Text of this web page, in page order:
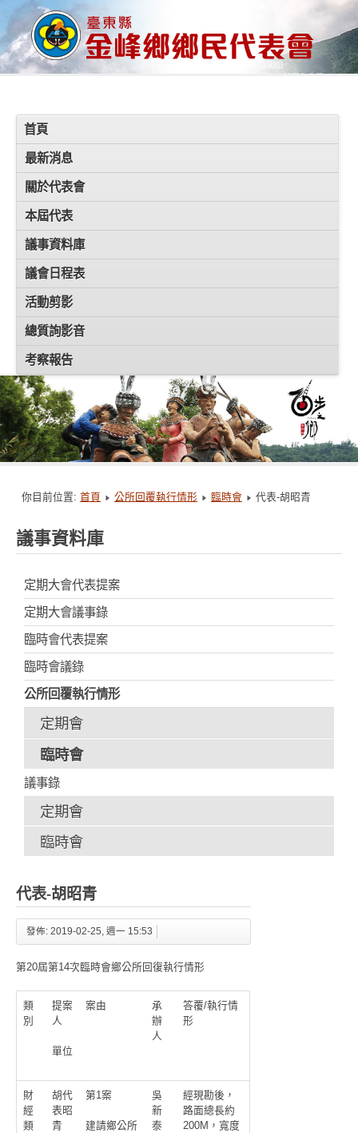
首頁
最新消息
關於代表會
本屆代表
議事資料庫
議會日程表
活動剪影
總質詢影音
考察報告
你目前位置: 首頁 公所回覆執行情形 臨時會 代表-胡昭青
議事資料庫
定期大會代表提案
定期大會議事錄
臨時會代表提案
臨時會議錄
公所回覆執行情形
定期會
臨時會
議事錄
定期會
臨時會
代表-胡昭青
發佈: 2019-02-25, 週一 15:53
第20屆第14次臨時會鄉公所回復執行情形
類
別
提案
人
單位
案由
承
辦
人
答覆/執行情
形
財
經
類
胡代
表昭
青
第1案
建請鄉公所
吳
新
泰
經現勘後，
路面總長約
200M，寬度